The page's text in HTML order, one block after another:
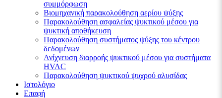
συμμόρφωση
Βιομηχανική παρακολούθηση αερίου ψύξης
Παρακολούθηση ασφαλείας ψυκτικού μέσου για
ψυκτική αποθήκευση
Παρακολούθηση συστήματος ψύξης του κέντρου
δεδομένων
Ανίχνευση διαρροής ψυκτικού μέσου για συστήματα
HVAC
Παρακολούθηση ψυκτικού ψυχρού αλυσίδας
Ιστολόγιο
Επαφή